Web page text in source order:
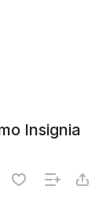
Insignia